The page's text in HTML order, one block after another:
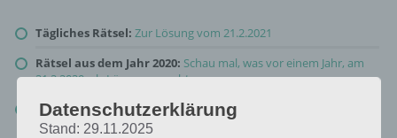
Tägliches Rätsel: Zur Lösung vom 21.2.2021
Rätsel aus dem Jahr 2020: Schau mal, was vor einem Jahr, am
21.2.2020, als Lösung gesucht war
Zur Übersicht :4 Bilder 1 Wort Lösungen zu Guten Appetit im
Februar 2021!
Datenschutzerklärung
Stand: 29.11.2025